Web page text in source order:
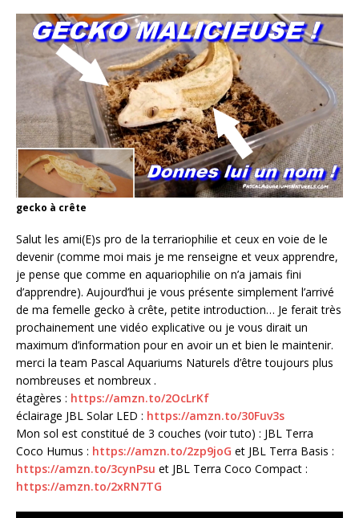
gecko à crête
Salut les ami(E)s pro de la terrariophilie et ceux en voie de le
devenir (comme moi mais je me renseigne et veux apprendre,
je pense que comme en aquariophilie on n’a jamais fini
d’apprendre). Aujourd’hui je vous présente simplement l’arrivé
de ma femelle gecko à crête, petite introduction… Je ferait très
prochainement une vidéo explicative ou je vous dirait un
maximum d’information pour en avoir un et bien le maintenir.
merci la team Pascal Aquariums Naturels d’être toujours plus
nombreuses et nombreux .
étagères : https://amzn.to/2OcLrKf
éclairage JBL Solar LED : https://amzn.to/30Fuv3s
Mon sol est constitué de 3 couches (voir tuto) : JBL Terra
Coco Humus : https://amzn.to/2zp9joG et JBL Terra Basis :
https://amzn.to/3cynPsu et JBL Terra Coco Compact :
https://amzn.to/2xRN7TG